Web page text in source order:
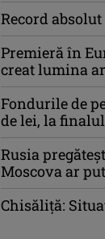
Record
Premieră în
creat lumina
Fondurile de
de lei, la
Rusia
Moscova ar
Chisăliţă: